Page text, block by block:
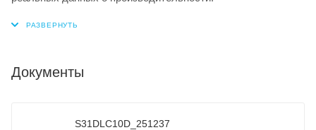
Документы
S31DLC10D_251237